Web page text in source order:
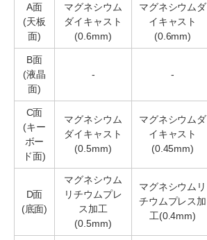
A面
(天板
面)
マグネシウム
ダイキャスト
(0.6mm)
マグネシウムダ
イキャスト
(0.6mm)
B面
(液晶
面)
- -
C面
(キー
ボー
ド面)
マグネシウム
ダイキャスト
(0.5mm)
マグネシウムダ
イキャスト
(0.45mm)
D面
(底面)
マグネシウム
リチウムプレ
ス加工
(0.5mm)
マグネシウムリ
チウムプレス加
工(0.4mm)